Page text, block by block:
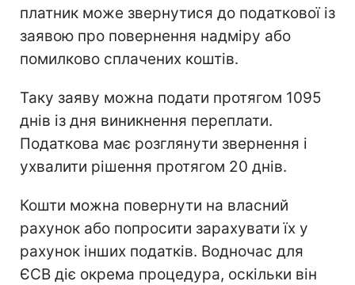
платник може звернутися до податкової із
заявою про повернення надміру або
помилково сплачених коштів.
Таку заяву можна подати протягом 1095
днів із дня виникнення переплати.
Податкова має розглянути звернення і
ухвалити рішення протягом 20 днів.
Кошти можна повернути на власний
рахунок або попросити зарахувати їх у
рахунок інших податків. Водночас для
ЄСВ діє окрема процедура, оскільки він